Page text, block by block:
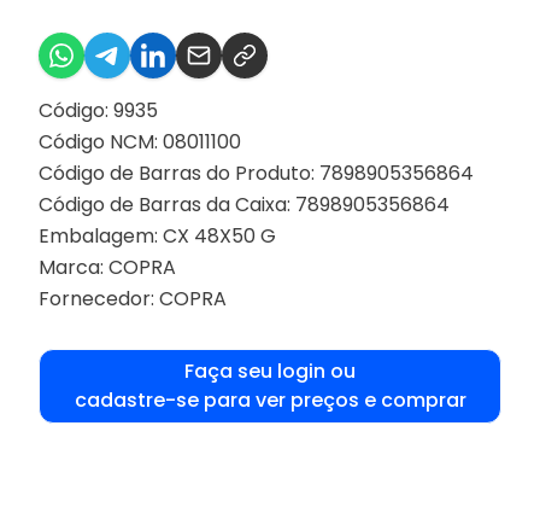
Código: 9935
Código NCM: 08011100
Código de Barras do Produto: 7898905356864
Código de Barras da Caixa: 7898905356864
Embalagem: CX 48X50 G
Marca: COPRA
Fornecedor: COPRA
Faça seu login ou
cadastre-se para ver preços e comprar